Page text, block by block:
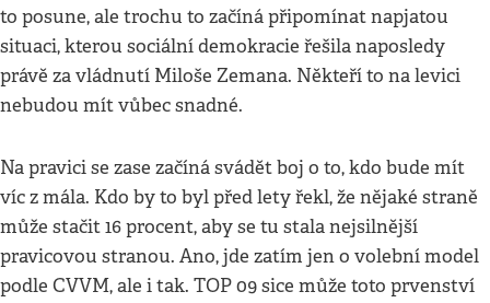
to posune, ale trochu to začíná připomínat napjatou
situaci, kterou sociální demokracie řešila naposledy
právě za vládnutí Miloše Zemana. Někteří to na levici
nebudou mít vůbec snadné.
Na pravici se zase začíná svádět boj o to, kdo bude mít
víc z mála. Kdo by to byl před lety řekl, že nějaké straně
může stačit 16 procent, aby se tu stala nejsilnější
pravicovou stranou. Ano, jde zatím jen o volební model
podle CVVM, ale i tak. TOP 09 sice může toto prvenství